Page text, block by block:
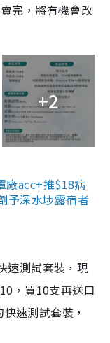
完，將有機會改
+2
廠acc+推$18病
予深水埗露宿者
速測試套裝，現
，買10支再送口
速測試套裝，